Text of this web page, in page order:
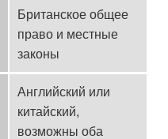
Британское общее
право и местные
законы
Английский или
китайский,
возможны оба